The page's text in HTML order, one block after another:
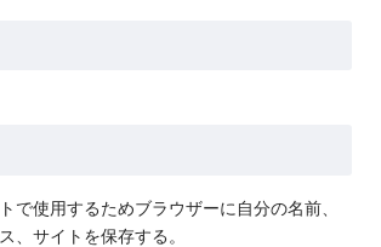
で使用するためブラウザーに自分の名前、
、サイトを保存する。